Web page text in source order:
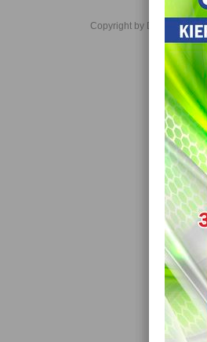
Copyright by Daniel